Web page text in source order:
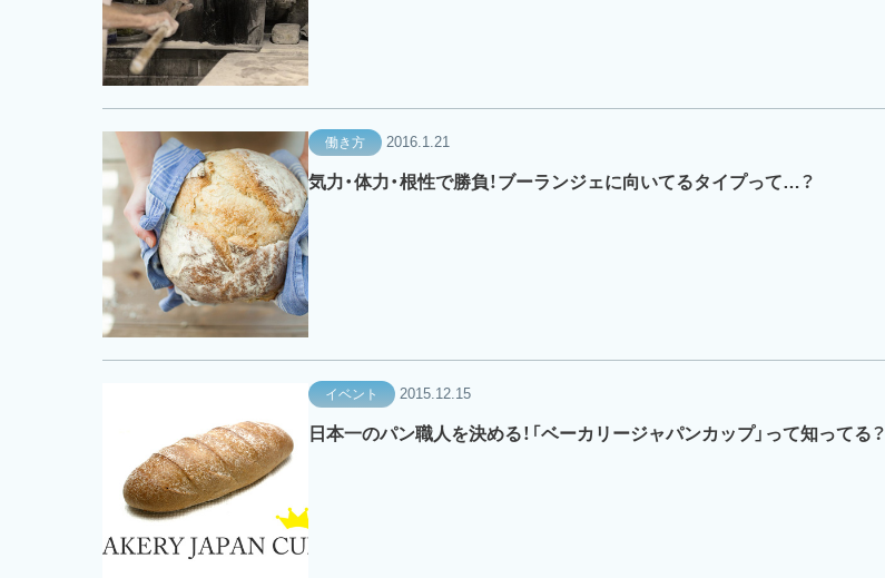
働き方 2016.1.21
気力・体力・根性で勝負！ブーランジェに向いてるタイプって…？
イベント 2015.12.15
日本一のパン職人を決める！「ベーカリージャパンカップ」って知ってる？